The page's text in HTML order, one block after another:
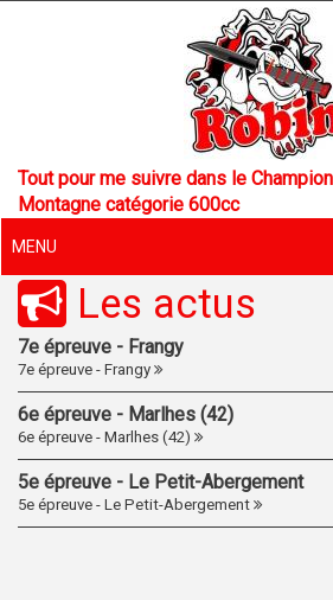
Tout pour me suivre dans le
Montagne catégorie 600cc
MENU
Les actus
7e épreuve - Frangy
7e épreuve - Frangy
6e épreuve - Marlhes (42)
6e épreuve - Marlhes (42)
5e épreuve - Le Petit-Abergement
5e épreuve - Le Petit-Abergement